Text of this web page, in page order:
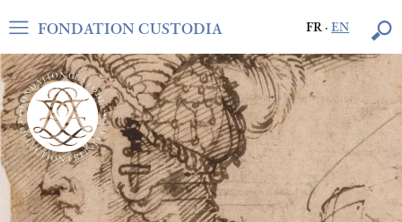
FR·EN
FONDATION CUSTODIA